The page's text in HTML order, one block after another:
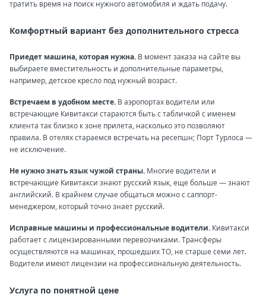
тратить время на поиск нужного автомобиля и ждать подачу.
Комфортный вариант без дополнительного стресса
Приедет машина, которая нужна. В момент заказа на сайте вы
выбираете вместительность и дополнительные параметры,
например, детское кресло под нужный возраст.
Встречаем в удобном месте. В аэропортах водители или
встречающие Кивитакси стараются быть с табличкой с именем
клиента так близко к зоне прилета, насколько это позволяют
правила. В отелях стараемся встречать на ресепшн; Порт Турлоса —
не исключение.
Не нужно знать язык чужой страны. Многие водители и
встречающие Кивитакси знают русский язык, еще больше — знают
английский. В крайнем случае общаться можно с саппорт-
менеджером, который точно знает русский.
Исправные машины и профессиональные водители. Кивитакси
работает с лицензированными перевозчиками. Трансферы
осуществляются на машинах, прошедших ТО, не старше семи лет.
Водители имеют лицензии на профессиональную деятельность.
Услуга по понятной цене